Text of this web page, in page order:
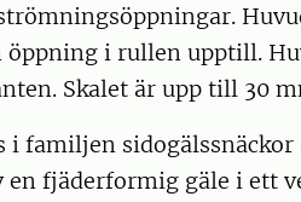
öppning i rullen upptill.
Skalet är upp till 30
i familjen
en fjäderformig gäle i ett